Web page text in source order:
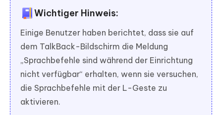
Wichtiger Hinweis:
Einige Benutzer haben berichtet, dass sie auf
dem TalkBack-Bildschirm die Meldung
„Sprachbefehle sind während der Einrichtung
nicht verfügbar“ erhalten, wenn sie versuchen,
die Sprachbefehle mit der L-Geste zu
aktivieren.